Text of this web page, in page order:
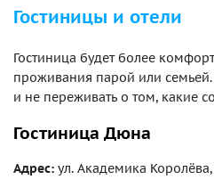
Гостиницы и отели
Гостиница будет более
проживания парой или
и не переживать о том, какие
Гостиница Дюна
Адрес: ул. Академика